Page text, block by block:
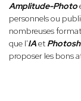
Amplitude-Photo
personnels ou
nombreuses
que l'IAet
proposer les bons